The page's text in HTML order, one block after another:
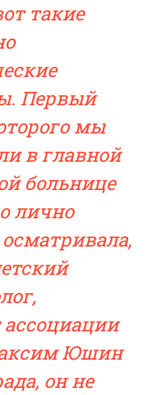
такие
Первый
мы
в главной
больнице
лично
Юшин
он не